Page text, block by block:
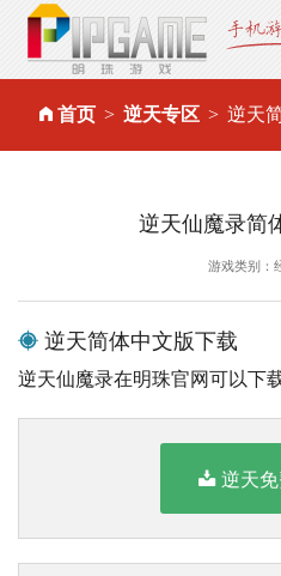
首页 逆天专区 逆天
逆天仙魔录简
游戏类别：
逆天简体中文版下载
逆天仙魔录在明珠官网可以下
逆天